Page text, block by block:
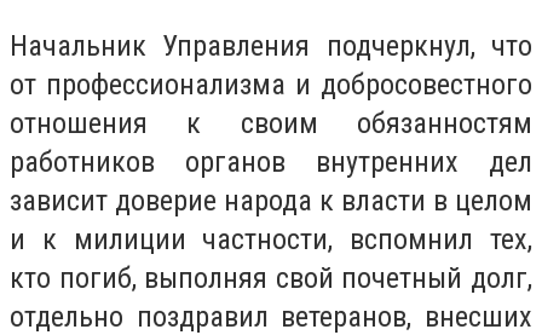
Начальник Управления подчеркнул, что
от профессионализма и добросовестного
отношения к своим обязанностям
работников органов внутренних дел
зависит доверие народа к власти в целом
и к милиции частности, вспомнил тех,
кто погиб, выполняя свой почетный долг,
отдельно поздравил ветеранов, внесших